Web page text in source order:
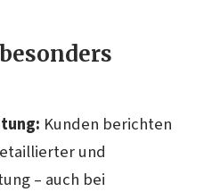
Kunden berichten
und
– auch bei